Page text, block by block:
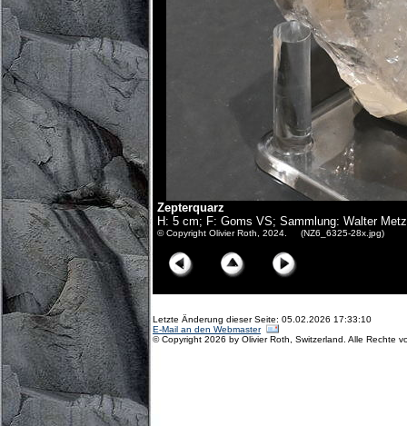
Zepterquarz
H: 5 cm; F: Goms VS; Sammlung: Walter
© Copyright Olivier Roth, 2024. (NZ6_6325-28x.jpg)
Letzte Änderung dieser Seite: 05.02.2026 17:33:10
E-Mail an den Webmaster
© Copyright 2026 by Olivier Roth, Switzerland. Alle Rechte